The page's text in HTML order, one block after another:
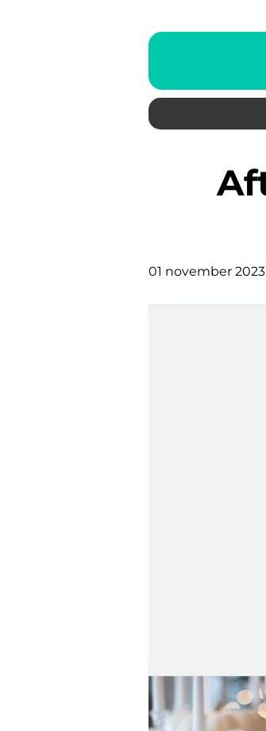
aftensmad med hakket
01 november 2023